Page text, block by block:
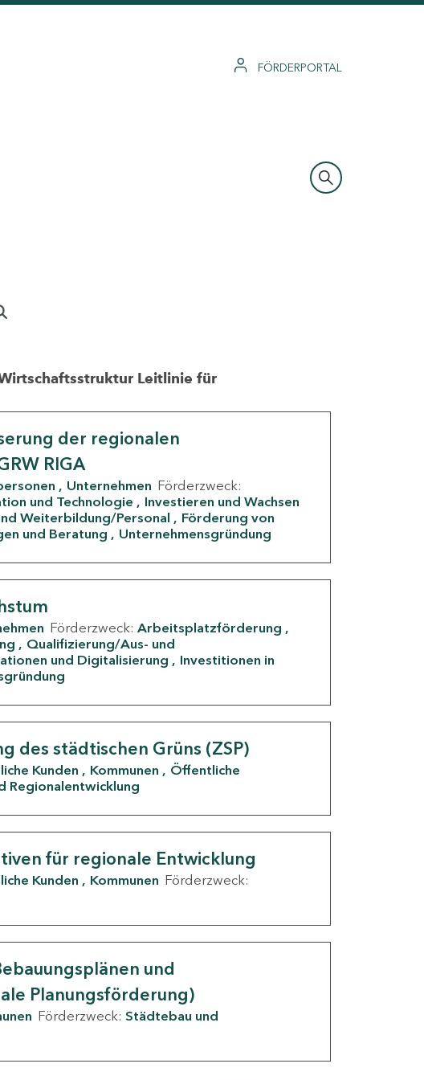
FÖRDERPORTAL
Leitlinie für
der regionalen
RIGA
Unternehmen Förderzweck:
und Technologie
Investieren und Wachsen
Weiterbildung/Personal
Förderung von
und Beratung Unternehmensgründung
Förderzweck: Arbeitsplatzförderung
Qualifizierung/Aus- und
und Digitalisierung
Investitionen in
des städtischen Grüns (ZSP)
Kunden Kommunen
Öffentliche
Regionalentwicklung
für regionale Entwicklung
Kunden Kommunen Förderzweck:
und
Planungsförderung)
Förderzweck: Städtebau und